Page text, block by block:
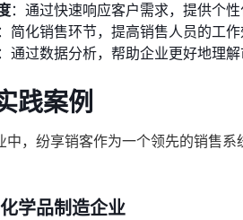
：通过快速响应客户需求，提供个
：简化销售环节，提高销售人员的工作
通过数据分析，帮助企业更好地理
践案例
中，纷享销客作为一个领先的销售
学品制造企业